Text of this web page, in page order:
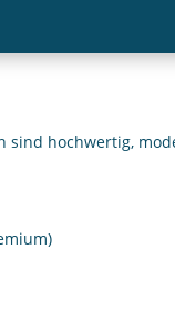
sind hochwertig,